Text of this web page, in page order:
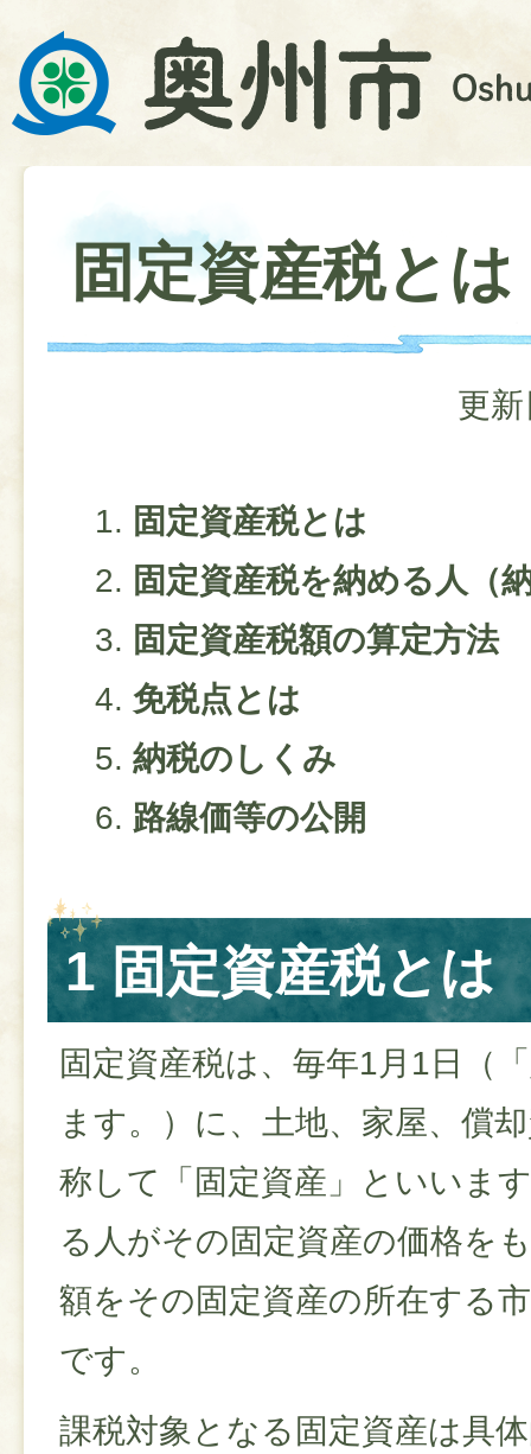
固定資産税とは
更
固定資産税とは
固定資産税を納める人（
固定資産税額の算定方法
免税点とは
納税のしくみ
路線価等の公開
1 固定資産税とは
固定資産税は、毎年1月1日（
ます。）に、土地、家屋、償
称して「固定資産」といいま
る人がその固定資産の価格を
額をその固定資産の所在する
です。
課税対象となる固定資産は具